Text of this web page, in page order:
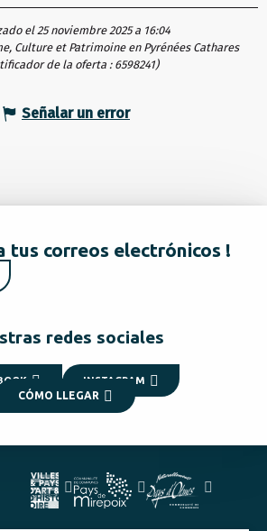
el 25 noviembre 2025 a 16:04
Culture et Patrimoine en Pyrénées Cathares
de la oferta :6598241)
Señalar un error
tus correos electrónicos !
redes sociales
INSTAGRAM
CÓMO LLEGAR